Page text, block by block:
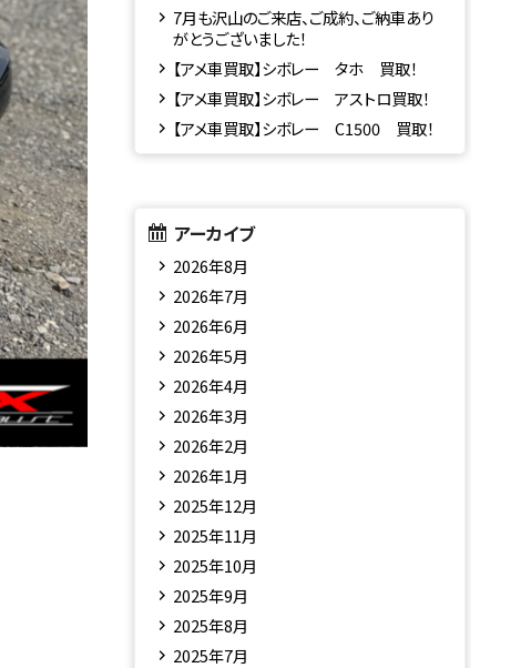
7月も沢山のご来店、ご成約、ご納車あり
がとうございました！
【アメ車買取】シボレー タホ 買取！
【アメ車買取】シボレー アストロ買取！
【アメ車買取】シボレー C1500 買取！
アーカイブ
2026年8月
2026年7月
2026年6月
2026年5月
2026年4月
2026年3月
2026年2月
2026年1月
2025年12月
2025年11月
2025年10月
2025年9月
2025年8月
2025年7月